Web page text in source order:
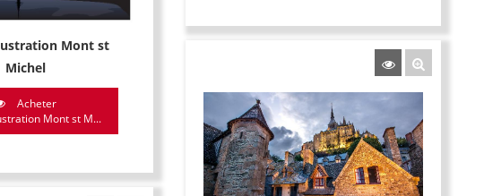
Mont st
Michel
Acheter
Mont st M...